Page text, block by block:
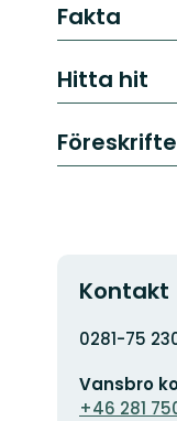
Fakta
Hitta hit
Kontakt
Adress
0281-75
postadress
Vansbro
+46 281